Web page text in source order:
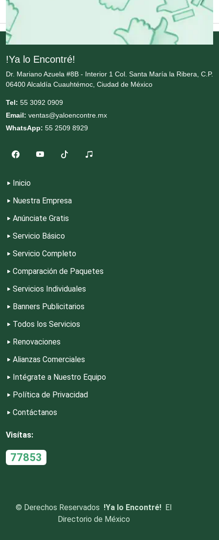
Equipos contra Incendios
Equipos de Oficina
Equipos Médicos
Escuelas de Artes
Escuelas de Gastronomía
Escuelas de Idiomas
Escuelas de Manejo
Estanterías
Estéticas
Etiquetas
!Ya lo Encontré!
Dr. Mariano Azuela #8B - Interior 1 Col. Santa María la Ribera, C.P.
06400 Alcaldía Cuauhtémoc, Ciudad de México
Tel: 55 3092 0909
Email: ventas@yaloencontre.mx
WhatsApp: 55 2509 8929
Inicio
Nuestra Empresa
Anúnciate Gratis
Servicio Básico
Servicio Completo
Comparación de Paquetes
Servicios Individuales
Banners Publicitarios
Todos los Servicios
Renovaciones
Alianzas Comerciales
Intégrate a Nuestro Equipo
Política de Privacidad
Contáctanos
Visítas:
77853
© Derechos Reservados !Ya lo Encontré! El
Directorio de México